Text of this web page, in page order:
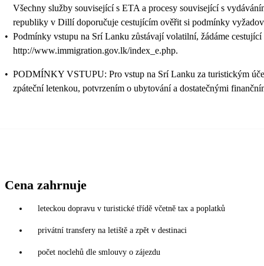
Všechny služby související s ETA a procesy související s
republiky v Dillí doporučuje cestujícím ověřit si podmínky
• Podmínky vstupu na Srí Lanku zůstávají volatilní, žádáme
http://www.immigration.gov.lk/index_e.php.
• PODMÍNKY VSTUPU: Pro vstup na Srí Lanku za turistickým
zpáteční letenkou, potvrzením o ubytování a dostatečnými
Cena zahrnuje
leteckou dopravu v turistické třídě včetně tax a poplatků
privátní transfery na letiště a zpět v destinaci
počet noclehů dle smlouvy o zájezdu